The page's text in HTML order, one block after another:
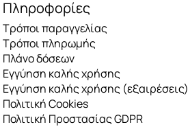
Πληροφορίες
Τρόποι παραγγελίας
Τρόποι πληρωμής
Πλάνο δόσεων
Εγγύηση καλής χρήσης
Εγγύηση καλής χρήσης (εξαιρέσεις)
Πολιτική Cookies
Πολιτική Προστασίας GDPR